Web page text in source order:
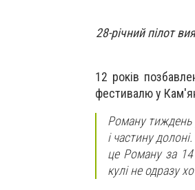
28-річний пілот
12 років
фестивалю у
Роману тиждень
і частину
це Роману за 14
кулі не одразу